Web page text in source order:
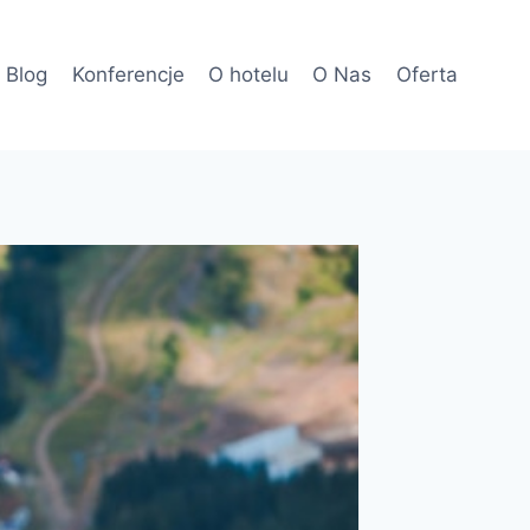
Blog Konferencje O hotelu O Nas Oferta